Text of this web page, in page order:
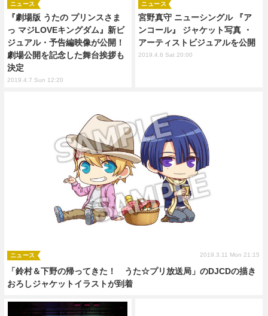
『劇場版 うたの プリンスさま
っ マジLOVEキングダム』新ビ
ジュアル・予告編映像が公開！
劇場公開を記念した舞台挨拶も
決定
ニュース
2019.4.7 Sun 12:20
宮野真守 ニューシングル 『ア
ンコール』 ジャケット写真 ・
アーティストビジュアルを公開
ニュース
2019.4.6 Sat 20:00
「鈴村＆下野の帰ってきた！ うた☆プリ放送局」のDJCDの描き
おろしジャケットイラストが到着
ニュース 2019.3.11 Mon 21:15